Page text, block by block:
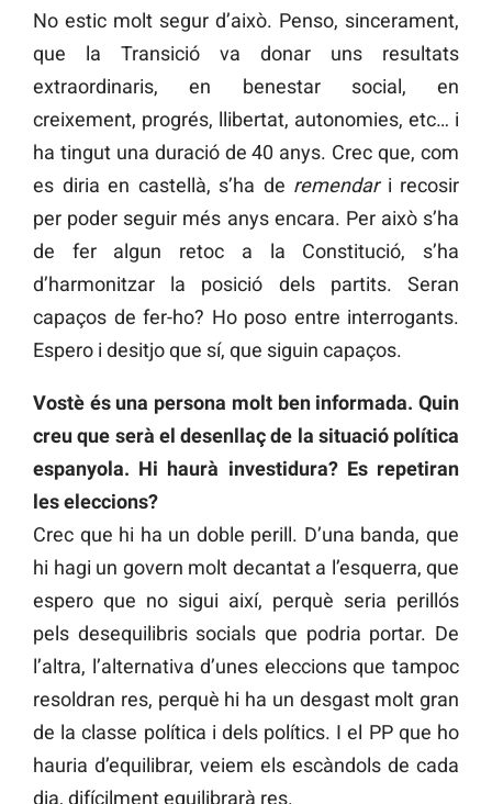
No estic molt segur d’això. Penso, sincerament,
que la Transició va donar uns resultats
extraordinaris, en benestar social, en
creixement, progrés, llibertat, autonomies, etc… i
ha tingut una duració de 40 anys. Crec que, com
es diria en castellà, s’ha de remendari recosir
per poder seguir més anys encara. Per això s’ha
de fer algun retoc a la Constitució, s’ha
d’harmonitzar la posició dels partits. Seran
capaços de fer-ho? Ho poso entre interrogants.
Espero i desitjo que sí, que siguin capaços.
Vostè és una persona molt ben informada. Quin
creu que serà el desenllaç de la situació política
espanyola. Hi haurà investidura? Es repetiran
les eleccions?
Crec que hi ha un doble perill. D’una banda, que
hi hagi un govern molt decantat a l’esquerra, que
espero que no sigui així, perquè seria perillós
pels desequilibris socials que podria portar. De
l’altra, l’alternativa d’unes eleccions que tampoc
resoldran res, perquè hi ha un desgast molt gran
de la classe política i dels polítics. I el PP que ho
hauria d’equilibrar, veiem els escàndols de cada
dia, difícilment equilibrarà res.